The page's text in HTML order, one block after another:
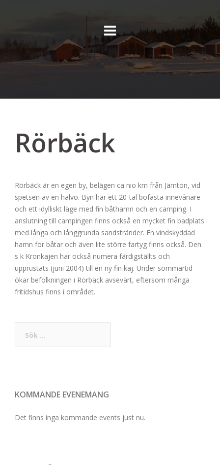
Rörbäck
Rörbäck är en egen by, belägen ca nio km från Jämtön, vid
spetsen av en halvö. Byn har ett 20-tal bofasta innevånare
och ett idylliskt läge med fin båthamn och en camping. I
anslutning till campingen finns också en mycket fin badplats
med långa och långgrunda sandstränder. En vindskyddad
hamn för båtar och även lite större fartyg finns också. Den
s k Kronkajen har också numera färdigställts och
upprustats (juni 2004) till en ny fin kaj. Under sommartid
ökar befolkningen i Rörbäck avsevärt, eftersom många
fritidshus finns i området.
efter:
KOMMANDE EVENEMANG
Det finns inga kommande events just nu.